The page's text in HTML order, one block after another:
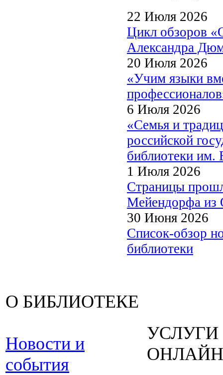
22 Июля 2026
Цикл обзоров
Александра
20 Июля 2026
«Учим языки
6 Июля 2026
«Семья и
российской
библиотеки им.
1 Июля 2026
Страницы
Мейендорфа из
30 Июня 2026
Список-обзор
библиотеки
О БИБЛИОТЕКЕ
Новости и
события
УСЛУГИ
ОНЛАЙН